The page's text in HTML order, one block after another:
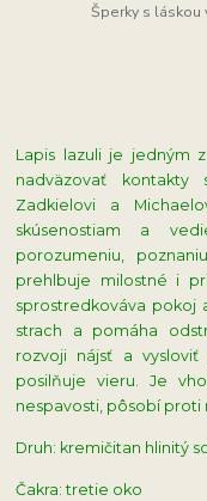
Šperky s láskou
Lapis lazuli je jedným
nadväzovať kontakty
Zadkielovi a
skúsenostiam a
porozumeniu,
prehlbuje milostné i
sprostredkováva pokoj
strach a pomáha
rozvoji nájsť a
posilňuje vieru. Je
nespavosti, pôsobí proti
Druh: kremičitan hlinitý
Čakra: tretie oko